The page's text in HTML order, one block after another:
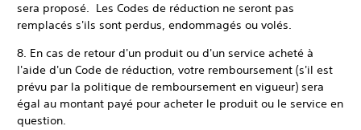
sera proposé. Les Codes de réduction ne seront pas
remplacés s'ils sont perdus, endommagés ou volés.
8. En cas de retour d'un produit ou d'un service acheté à
l'aide d'un Code de réduction, votre remboursement (s'il est
prévu par la politique de remboursement en vigueur) sera
égal au montant payé pour acheter le produit ou le service en
question.